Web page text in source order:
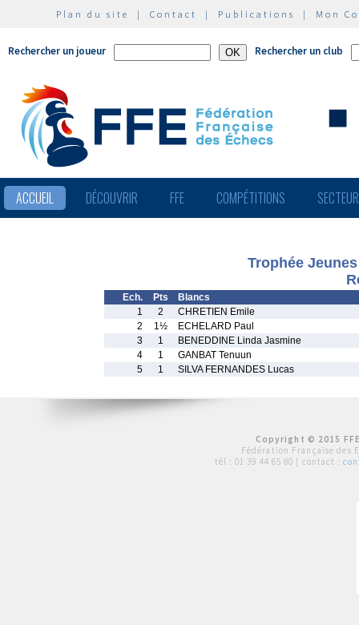
Plan du site | Contact | Publications | Mon
Rechercher un joueur Rechercher un club
ACCUEIL DÉCOUVRIR FFE COMPÉTITIONS
Trophée
Ech. Pts
Blancs
1
2
CHRETIEN Emile
2
1½
ECHELARD Paul
3
1
BENEDDINE Linda Jasmine
4
1
GANBAT Tenuun
5
1 SILVA FERNANDES Lucas
Copyright © 2015
Fédération Française des
tél : 01 39 44 65 80 | contact :